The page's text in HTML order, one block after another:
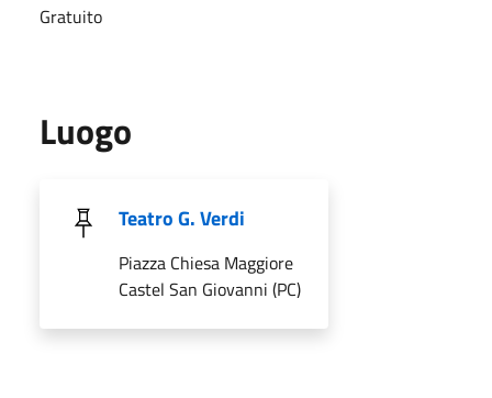
Gratuito
Luogo
Teatro G. Verdi
Piazza Chiesa Maggiore
Castel San Giovanni (PC)